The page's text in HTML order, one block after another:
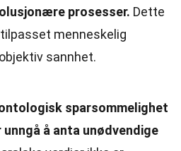
prosesser. Dette
menneskelig
sannhet.
sparsommelighet
å anta unødvendige